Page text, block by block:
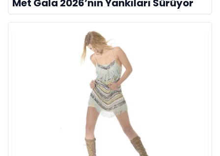
Met Gala 2026’nın Yankıları Sürüyor